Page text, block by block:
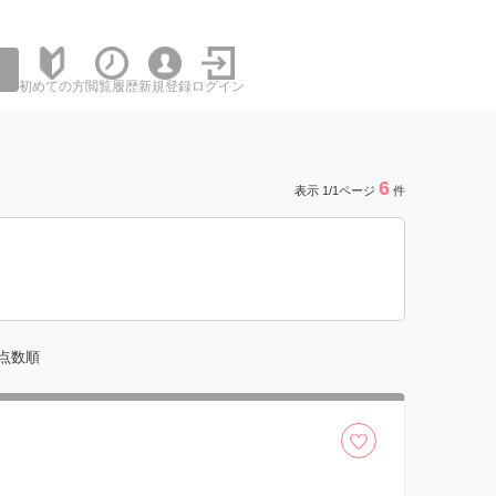
初めての方閲覧履歴新規登録 ログイン
表示 1/1ページ 6 件
数順